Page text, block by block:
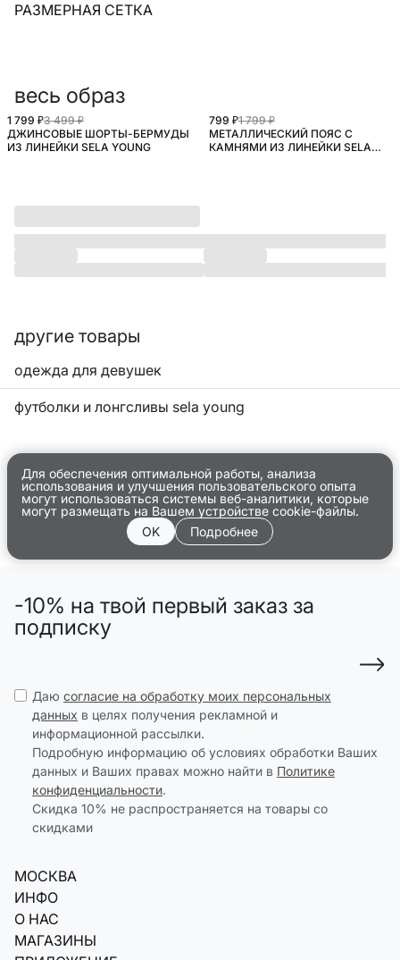
РАЗМЕРНАЯ СЕТКА
весь образ
1 799 ₽3 499 ₽
ДЖИНСОВЫЕ ШОРТЫ-БЕРМУДЫ
ИЗ ЛИНЕЙКИ SELA YOUNG
799 ₽1 799 ₽
МЕТАЛЛИЧЕСКИЙ ПОЯС С
КАМНЯМИ ИЗ ЛИНЕЙКИ SELA
другие товары
одежда для девушек
футболки и лонгсливы sela young
Для обеспечения оптимальной работы, анализа
использования и улучшения пользовательского опыта
могут использоваться системы веб-аналитики, которые
могут размещать на Вашем устройстве cookie-файлы.
OK
Подробнее
-10% на твой первый заказ за
подписку
Даю согласие на обработку моих персональных
данных в целях получения рекламной и
информационной рассылки.
Подробную информацию об условиях обработки Ваших
данных и Ваших правах можно найти в Политике
конфиденциальности.
Скидка 10% не распространяется на товары со
скидками
МОСКВА
ИНФО
О НАС
МАГАЗИНЫ